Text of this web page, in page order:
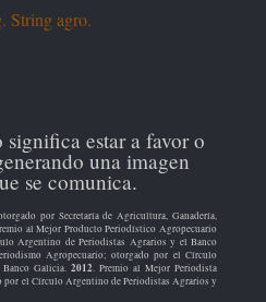
String agro.
estar a favor o
una imagen
se comunica.
por Secretaría de Agricultura, Ganadería,
al Mejor Producto Periodístico Agropecuario
Argentino de Periodistas Agrarios y el Banco
Agropecuario; otorgado por el Círculo
Galicia. 2012. Premio al Mejor Periodista
por el Círculo Argentino de Periodistas Agrarios y